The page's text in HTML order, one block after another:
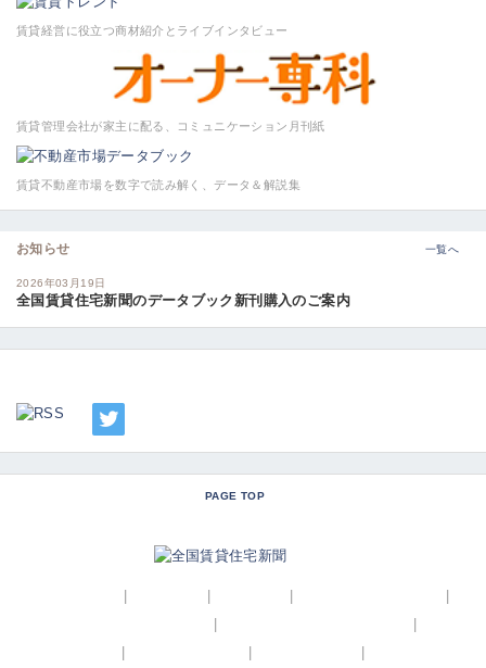
賃貸経営に役立つ商材紹介とライブインタビュー
賃貸管理会社が家主に配る、コミュニケーション月刊紙
賃貸不動産市場を数字で読み解く、データ＆解説集
お知らせ 一覧へ
2026年03月19日
全国賃貸住宅新聞のデータブック新刊購入のご案内
PAGE TOP